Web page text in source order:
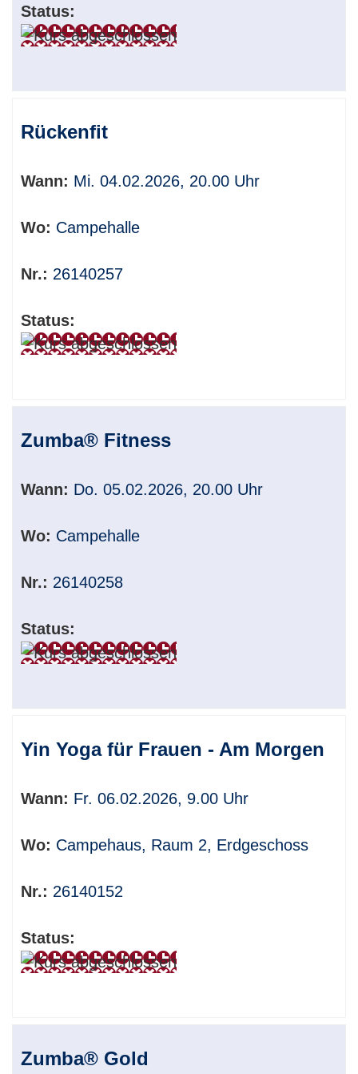
Status:
Rückenfit
Wann: Mi. 04.02.2026, 20.00 Uhr
Wo: Campehalle
Nr.: 26140257
Status:
Zumba® Fitness
Wann: Do. 05.02.2026, 20.00 Uhr
Wo: Campehalle
Nr.: 26140258
Status:
Yin Yoga für Frauen - Am Morgen
Wann: Fr. 06.02.2026, 9.00 Uhr
Wo: Campehaus, Raum 2, Erdgeschoss
Nr.: 26140152
Status:
Zumba® Gold